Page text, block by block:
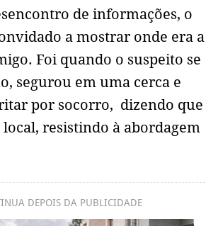
de informações, o
a mostrar onde era a
Foi quando o suspeito se
segurou em uma cerca e
por socorro, dizendo que
resistindo à abordagem
DEPOIS DA PUBLICIDADE